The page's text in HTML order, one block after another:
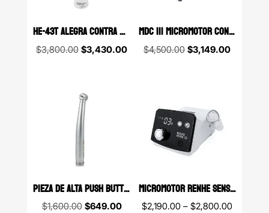
HE-43T ALEGRA CONTRA ÁNGULO RECTO SIN LED W&H
$3,800.00 Original
$3,800.00.
$3,430.00Current
MDC III MICROMOTOR CON PIEZA DE MANO TIPO E MDC DENTAL
$4,500.00Original
$3,149.00Current
PIEZA DE ALTA PUSH BUTTON 8 PUNTOS (4 IRRIGACIÓN Y 4 CONTRAFLUJO) SIN LED
$1,600.00 Original
$649.00Current
MICROMOTOR RENHE SENSE A3A CON PANTALLA DIGITAL 35,000 RPM
$2,190.00 – $2,800.00Price